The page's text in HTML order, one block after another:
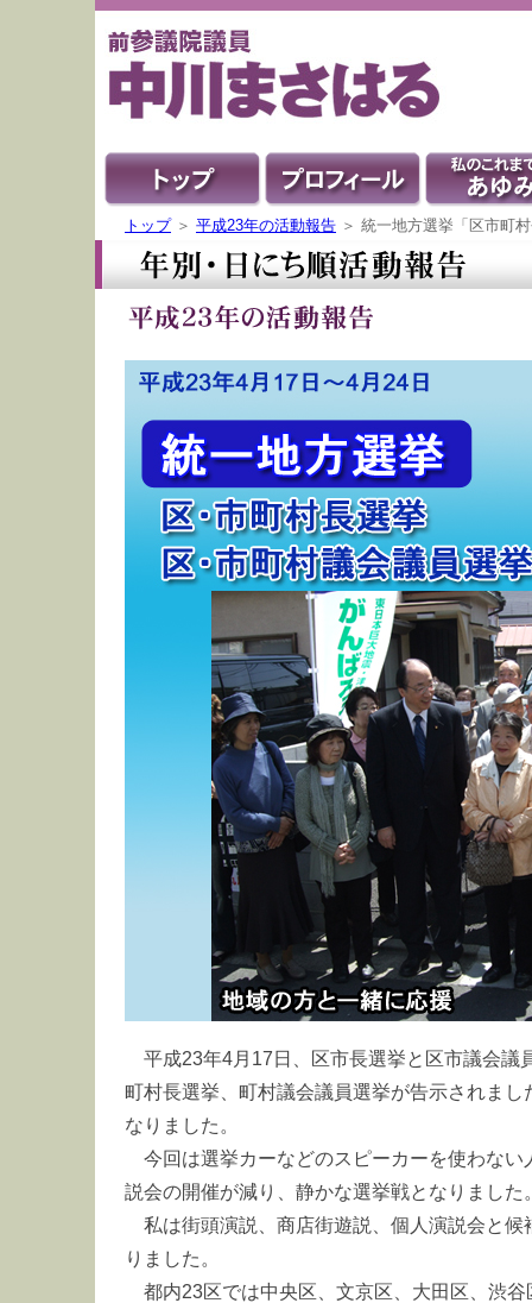
トップ＞ 平成23年の活動報告 ＞ 統一地方選挙「区市町
平成23年4月17日、区市長選挙と区市議会議
町村長選挙、町村議会議員選挙が告示されま
なりました。
今回は選挙カーなどのスピーカーを使わない
説会の開催が減り、静かな選挙戦となりました
私は街頭演説、商店街遊説、個人演説会と候
りました。
都内23区では中央区、文京区、大田区、渋